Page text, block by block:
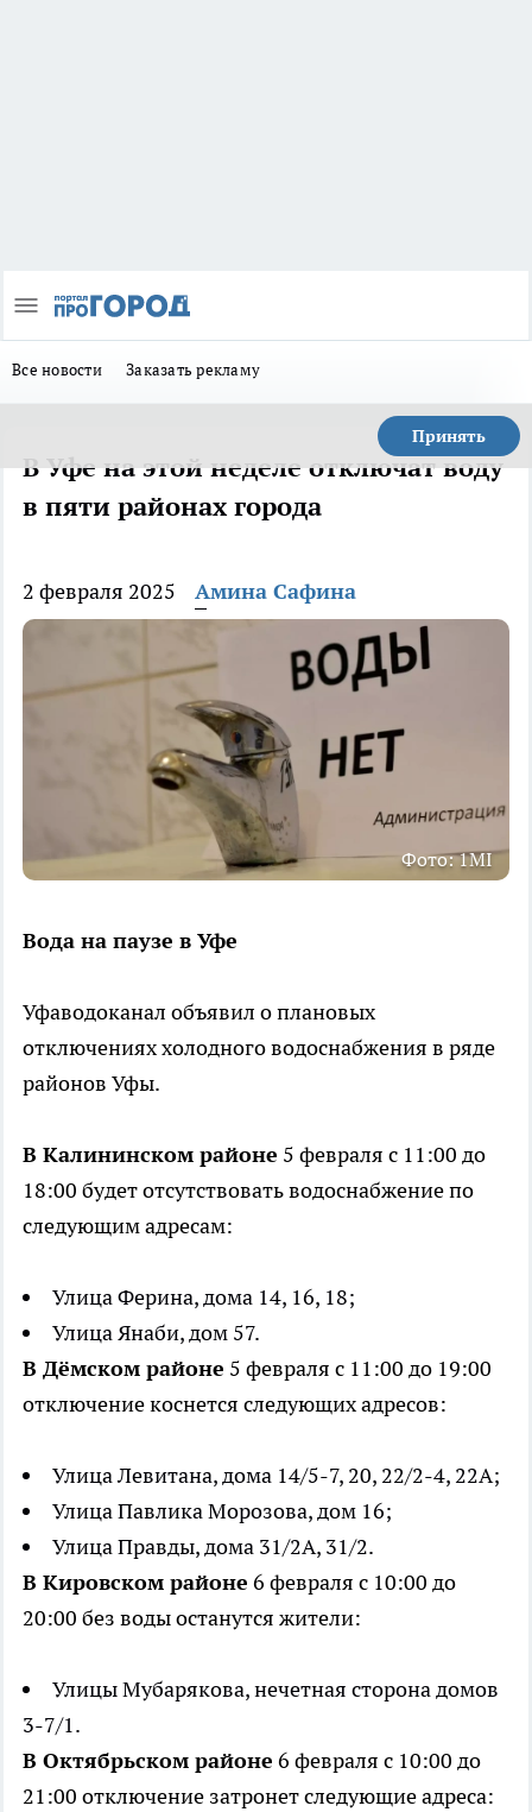
Все новости Заказать рекламу
Принять
В Уфе на этой неделе отключат воду
в пяти районах города
2 февраля 2025 Амина Сафина
Фото: 1MI
Вода на паузе в Уфе
Уфаводоканал объявил о плановых
отключениях холодного водоснабжения в ряде
районов Уфы.
В Калининском районе 5 февраля с 11:00 до
18:00 будет отсутствовать водоснабжение по
следующим адресам:
Улица Ферина, дома 14, 16, 18;
Улица Янаби, дом 57.
В Дёмском районе 5 февраля с 11:00 до 19:00
отключение коснется следующих адресов:
Улица Левитана, дома 14/5-7, 20, 22/2-4, 22А;
Улица Павлика Морозова, дом 16;
Улица Правды, дома 31/2А, 31/2.
В Кировском районе 6 февраля с 10:00 до
20:00 без воды останутся жители:
Улицы Мубарякова, нечетная сторона домов
3-7/1.
В Октябрьском районе 6 февраля с 10:00 до
21:00 отключение затронет следующие адреса: